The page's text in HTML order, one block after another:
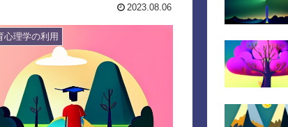
を用いることで、消費者のニーズや欲
識的・無意識的な要因を分析するこ
可能となります。消費者の行動は、個
心理的な要素によって大きく影響を受
す。例えば、消費者の欲求やニーズ
心理的な要素によって形成されます。
学の理論を用いることで、消費者の欲
ニーズを理解し、それに基づいて商品
ービスを提供することが...
2023.08.06
心理学の利用